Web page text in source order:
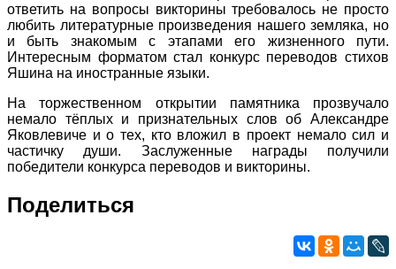
ответить на вопросы викторины требовалось не просто
любить литературные произведения нашего земляка, но
и быть знакомым с этапами его жизненного пути.
Интересным форматом стал конкурс переводов стихов
Яшина на иностранные языки.
На торжественном открытии памятника прозвучало
немало тёплых и признательных слов об Александре
Яковлевиче и о тех, кто вложил в проект немало сил и
частичку души. Заслуженные награды получили
победители конкурса переводов и викторины.
Поделиться